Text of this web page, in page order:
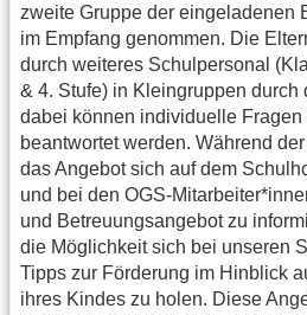
zweite Gruppe der eingeladenen
im Empfang genommen. Die
durch weiteres Schulpersonal
& 4. Stufe) in Kleingruppen durch
dabei können individuelle Fragen
beantwortet werden. Während
das Angebot sich auf dem
und bei den OGS-
und Betreuungsangebot zu
die Möglichkeit sich bei unseren
Tipps zur Förderung im Hinblick
ihres Kindes zu holen. Diese